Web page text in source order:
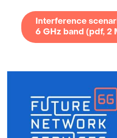
Interference
6 GHz band (pdf, 2